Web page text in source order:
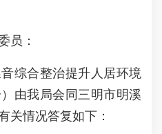
：
合整治提升人居环境
由我局会同三明市明溪
关情况答复如下：